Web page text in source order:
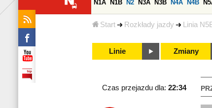
Start Rozkłady jazdy Linia
N1A N1B N2 N3A N3B N4A N4B
Linie Zmiany
Czas przejazdu dla: 22:34